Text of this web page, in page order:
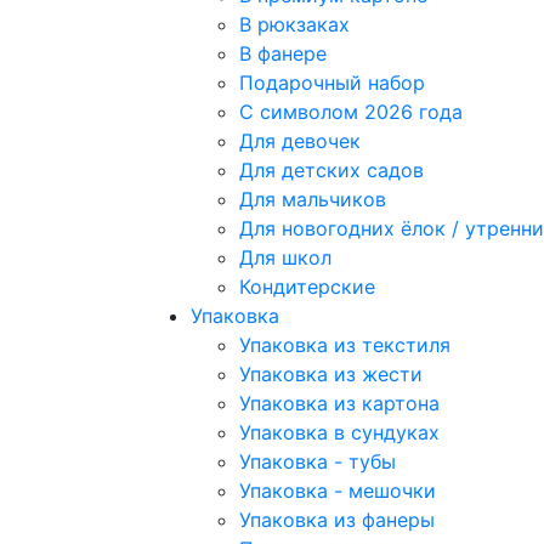
В рюкзаках
В фанере
Подарочный набор
С символом 2026 года
Для девочек
Для детских садов
Для мальчиков
Для новогодних ёлок /
Для школ
Кондитерские
Упаковка
Упаковка из текстиля
Упаковка из жести
Упаковка из картона
Упаковка в сундуках
Упаковка - тубы
Упаковка - мешочки
Упаковка из фанеры